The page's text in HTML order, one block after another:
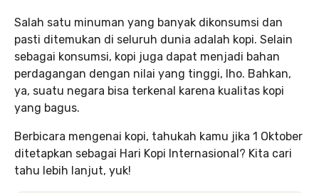
Salah satu minuman yang banyak dikonsumsi dan
pasti ditemukan di seluruh dunia adalah kopi. Selain
sebagai konsumsi, kopi juga dapat menjadi bahan
perdagangan dengan nilai yang tinggi, lho. Bahkan,
ya, suatu negara bisa terkenal karena kualitas kopi
yang bagus.
Berbicara mengenai kopi, tahukah kamu jika 1 Oktober
ditetapkan sebagai Hari Kopi Internasional? Kita cari
tahu lebih lanjut, yuk!